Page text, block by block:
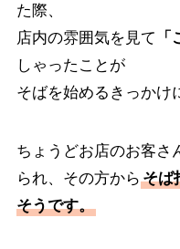
た際、
店内の雰囲気を見て
しゃったことが
そばを始めるきっかけ
ちょうどお店のお客さ
られ、その方から そば
そうです。